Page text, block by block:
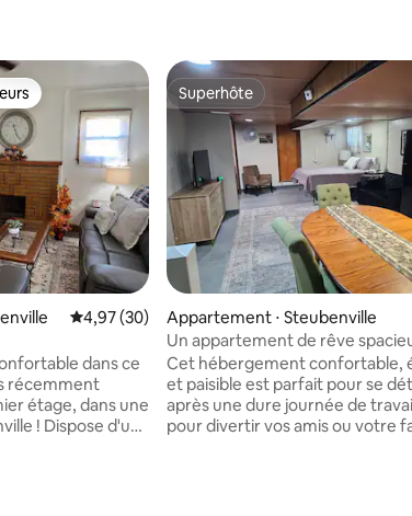
Évaluation moyenne sur la base de 30
4,97 (30)
dans ce
récemment
étage, dans une
! Dispose d'un
Superhôte
Superhôte
Appartement ⋅ Steubenville
Un appartement de rêve
attend !
Cet hébergement confortable,
et paisible est parfait pour se
après une dure journée de
pour divertir vos amis ou votre